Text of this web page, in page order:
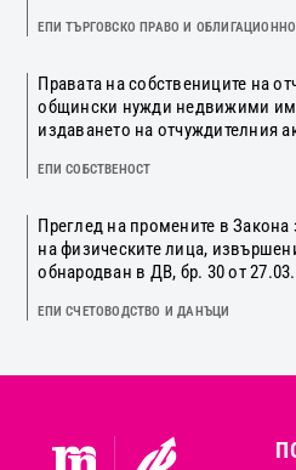
ЕПИ ТЪРГОВСКО ПРАВО И
Правата на собствениците на
общински нужди недвижими
издаването на отчуждителния
ЕПИ СОБСТВЕНОСТ
Преглед на промените в Закона
на физическите лица,
обнародван в ДВ, бр. 30 от
ЕПИ СЧЕТОВОДСТВО И ДАНЪЦИ